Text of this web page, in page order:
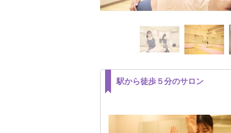
駅から徒歩５分のサロン